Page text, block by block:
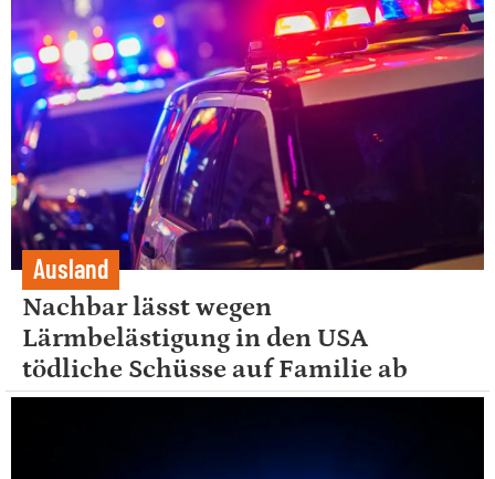
Ausland
Nachbar lässt wegen
Lärmbelästigung in den USA
tödliche Schüsse auf Familie ab